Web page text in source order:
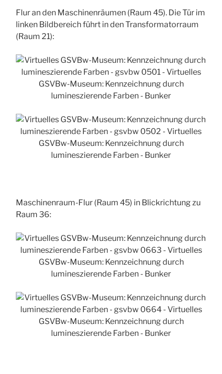
Flur an den Maschinenräumen (Raum 45). Die Tür im
linken Bildbereich führt in den Transformatorraum
(Raum 21):
Maschinenraum-Flur (Raum 45) in Blickrichtung zu
Raum 36: